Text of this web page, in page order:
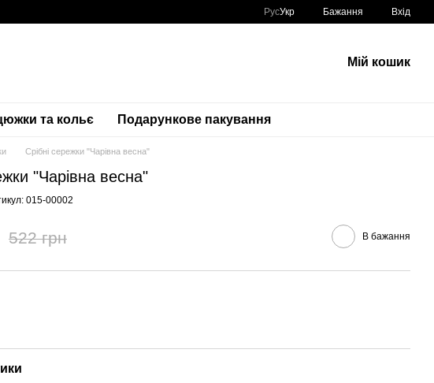
РусУкр Бажання Вхід
Мій кошик
та кольє Подарункове пакування
Срібні сережки "Чарівна весна"
"Чарівна весна"
015-00002
522 грн В бажання